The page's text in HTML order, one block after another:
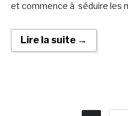
et commence à séduire les
Lire la suite →